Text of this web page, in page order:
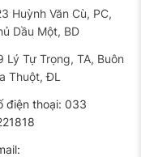
đủ các trang
cho khách hàng
độ mòn gai tính từ
cực êm. Độ bám
điều kiện đường
Huỳnh Văn Cù, PC,
Dầu Một, BD
Lý Tự Trọng, TA, Buôn
Thuột, ĐL
điện thoại: 033